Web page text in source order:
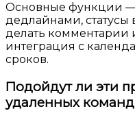
Основные функции —
дедлайнами,
делать комментарии
интеграция с
сроков.
Подойдут ли эти
удаленных